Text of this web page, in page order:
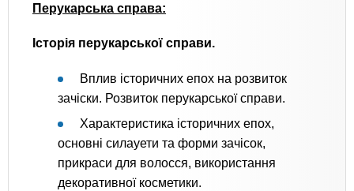
Перукарська справа:
Історія перукарської справи.
Вплив історичних епох на розвиток
зачіски. Розвиток перукарської справи.
Характеристика історичних епох,
основні силауети та форми зачісок,
прикраси для волосся, використання
декоративної косметики.